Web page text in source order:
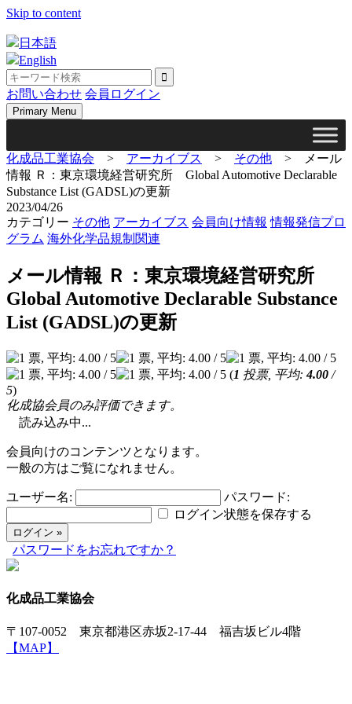
Skip to content
日本語
English
お問い合わせ 会員ログイン
Primary Menu
化成品工業協会 > アーカイブス > その他 >
メール
情報 Ｒ：東京環境経営研究所 Global Automotive Declarable
Substance List (GADSL)の更新
2023/04/26
カテゴリー その他 アーカイブス 会員向け情報 情報発信プロ
グラム 海外化学品規制関連
メール情報 Ｒ：東京環境経営研究所
Global Automotive Declarable Substance
List (GADSL)の更新
(1 投票, 平均:4.00 /
5)
化成協会員のみ評価できます。
読み込み中...
会員向けのコンテンツとなります。
一般の方はご覧になれません。
ユーザー名:
パスワード:
ログイン状態を保存する
パスワードをお忘れですか？
化成品工業協会
〒107-0052 東京都港区赤坂2-17-44 福吉坂ビル4階
【MAP】